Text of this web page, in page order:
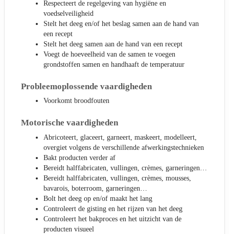
Respecteert de regelgeving van hygiëne en
voedselveiligheid
Stelt het deeg en/of het beslag samen aan de hand van
een recept
Stelt het deeg samen aan de hand van een recept
Voegt de hoeveelheid van de samen te voegen
grondstoffen samen en handhaaft de temperatuur
Probleemoplossende vaardigheden
Voorkomt broodfouten
Motorische vaardigheden
Abricoteert, glaceert, garneert, maskeert, modelleert,
overgiet volgens de verschillende afwerkingstechnieken
Bakt producten verder af
Bereidt halffabricaten, vullingen, crèmes, garneringen…
Bereidt halffabricaten, vullingen, crèmes, mousses,
bavarois, boterroom, garneringen…
Bolt het deeg op en/of maakt het lang
Controleert de gisting en het rijzen van het deeg
Controleert het bakproces en het uitzicht van de
producten visueel